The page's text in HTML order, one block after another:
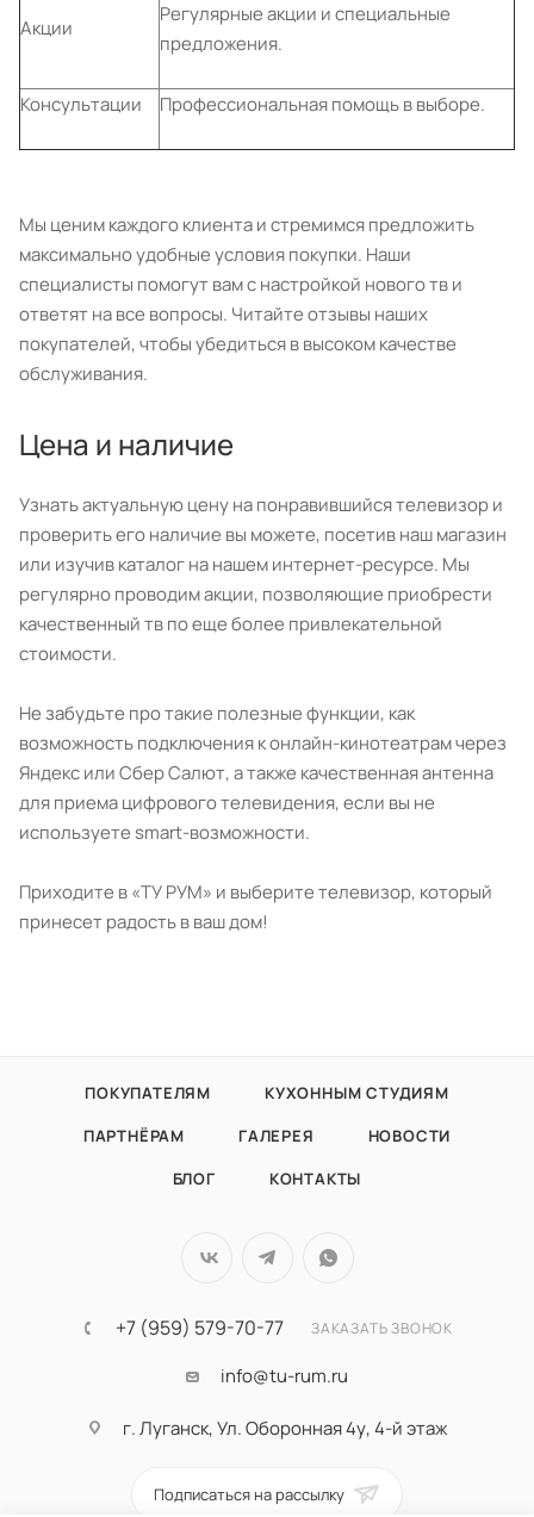
Акции
Регулярные акции и специальные
предложения.
Консультации Профессиональная помощь в выборе.
Мы ценим каждого клиента и стремимся предложить
максимально удобные условия покупки. Наши
специалисты помогут вам с настройкой нового тв и
ответят на все вопросы. Читайте отзывы наших
покупателей, чтобы убедиться в высоком качестве
обслуживания.
Цена и наличие
Узнать актуальную цену на понравившийся телевизор и
проверить его наличие вы можете, посетив наш магазин
или изучив каталог на нашем интернет-ресурсе. Мы
регулярно проводим акции, позволяющие приобрести
качественный тв по еще более привлекательной
стоимости.
Не забудьте про такие полезные функции, как
возможность подключения к онлайн-кинотеатрам через
Яндекс или Сбер Салют, а также качественная антенна
для приема цифрового телевидения, если вы не
используете smart-возможности.
Приходите в «ТУ РУМ» и выберите телевизор, который
принесет радость в ваш дом!
ПОКУПАТЕЛЯМ
КУХОННЫМ СТУДИЯМ
ПАРТНЁРАМ
ГАЛЕРЕЯ
НОВОСТИ
БЛОГ
КОНТАКТЫ
+7 (959) 579-70-77 ЗАКАЗАТЬ ЗВОНОК
info@tu-rum.ru
г. Луганск, Ул. Оборонная 4у, 4-й этаж
Подписаться на рассылку